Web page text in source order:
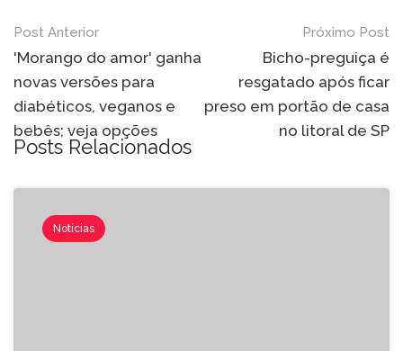
Post Anterior
'Morango do amor' ganha
novas versões para
diabéticos, veganos e
bebês; veja opções
Próximo Post
Bicho-preguiça é
resgatado após ficar
preso em portão de casa
no litoral de SP
Posts Relacionados
Notícias